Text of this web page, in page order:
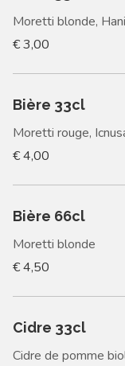
Moretti blonde,
€ 3,00
Bière 33cl
Moretti rouge,
€ 4,00
Bière 66cl
Moretti blonde
€ 4,50
Cidre 33cl
Cidre de pomme